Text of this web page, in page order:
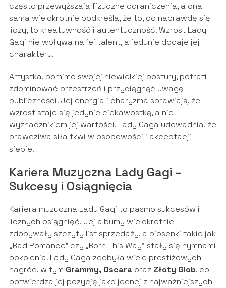
często przewyższają fizyczne ograniczenia, a ona
sama wielokrotnie podkreśla, że to, co naprawdę się
liczy, to kreatywność i autentyczność. Wzrost Lady
Gagi nie wpływa na jej talent, a jedynie dodaje jej
charakteru.
Artystka, pomimo swojej niewielkiej postury, potrafi
zdominować przestrzeń i przyciągnąć uwagę
publiczności. Jej energia i charyzma sprawiają, że
wzrost staje się jedynie ciekawostką, a nie
wyznacznikiem jej wartości. Lady Gaga udowadnia, że
prawdziwa siła tkwi w osobowości i akceptacji
siebie.
Kariera Muzyczna Lady Gagi –
Sukcesy i Osiągnięcia
Kariera muzyczna Lady Gagi to pasmo sukcesów i
licznych osiągnięć. Jej albumy wielokrotnie
zdobywały szczyty list sprzedaży, a piosenki takie jak
„Bad Romance” czy „Born This Way” stały się hymnami
pokolenia. Lady Gaga zdobyła wiele prestiżowych
nagród, w tym Grammy, Oscaraoraz Złoty Glob, co
potwierdza jej pozycję jako jednej z najważniejszych